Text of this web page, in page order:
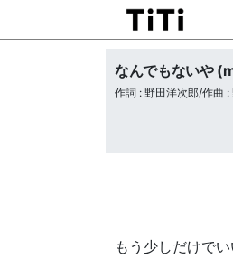
なんでもないや
作詞 : 野田洋次郎/作曲 :
もう少しだけで